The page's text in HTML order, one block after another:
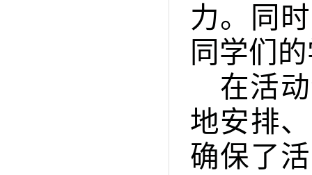
力。同
同学们
在活
地安排
确保了